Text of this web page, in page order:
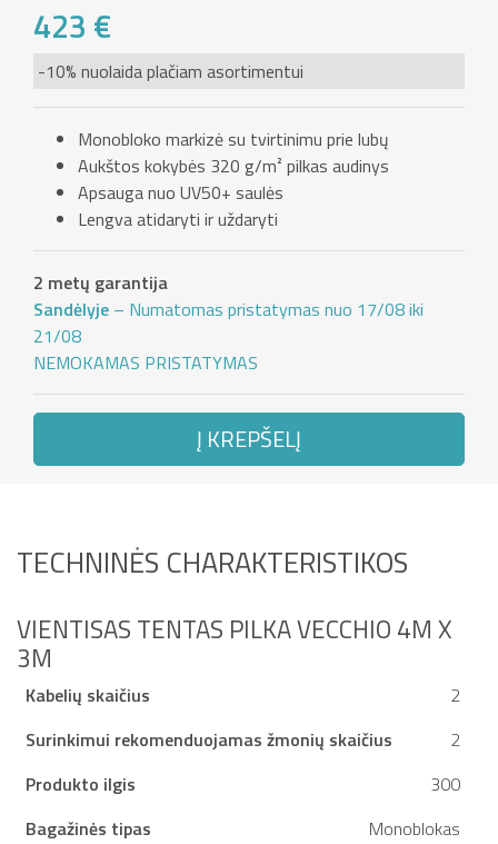
423 €
-10% nuolaida plačiam asortimentui
Monobloko markizė su tvirtinimu prie lubų
Aukštos kokybės 320 g/m² pilkas audinys
Apsauga nuo UV50+ saulės
Lengva atidaryti ir uždaryti
2 metų garantija
Sandėlyje – Numatomas pristatymas nuo 17/08 iki
21/08
NEMOKAMAS PRISTATYMAS
Į KREPŠELĮ
TECHNINĖS CHARAKTERISTIKOS
VIENTISAS TENTAS PILKA VECCHIO 4M X
3M
Kabelių skaičius
2
Surinkimui rekomenduojamas žmonių skaičius
2
Produkto ilgis
300
Bagažinės tipas
Monoblokas